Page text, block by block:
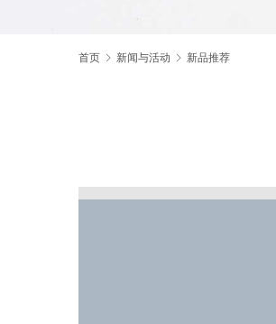
首页 新闻与活动 新品推荐